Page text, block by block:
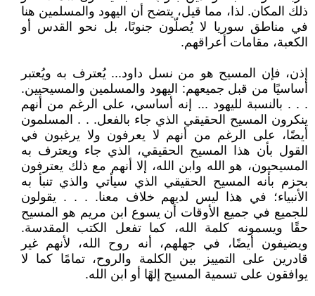
ذلك المكان. لذا، مما قيل، يتضح أن اليهود والمسلمين هنا
في مناطق سوريا لا يُصلّون جنوبًا، بل نحو القدس أو
الكعبة، مقامات أعراقهم.
إذن، فإن المسيح هو من نسل داود... يُعترف به ويُعتبر
أساسيًا من قبل جميعهم: اليهود والمسلمين والمسيحيين.
. . . بالنسبة لليهود ... إنه أساسي، على الرغم من أنهم
ينكرون المسيح الحقيقي الذي جاء بالفعل. . . المسلمون
أيضًا، على الرغم من أنهم لا يعرفون ولا يرغبون في
القول بأن هذا المسيح الحقيقي، الذي جاء ويعترف به
المسيحيون، هو الله وابن الله، إلا أنهم مع ذلك يعترفون
بحزم بأنه المسيح الحقيقي الذي سيأتي والذي تنبأ به
الأنبياء؛ في هذا ليس لديهم خلاف معنا. . . . يقولون
للجميع في جميع الأوقات أن يسوع ابن مريم هو المسيح
حقًا ويسمونه كلمة الله، كما تفعل الكتب المقدسة.
ويضيفون أيضًا، في جهلهم، أنه روح الله، لأنهم غير
قادرين على التمييز بين الكلمة والروح، تمامًا كما لا
يوافقون على تسمية المسيح إلهًا أو ابن الله.